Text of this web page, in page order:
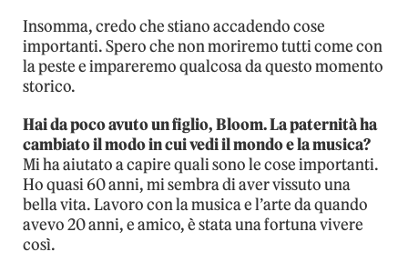
Insomma, credo che stiano accadendo cose
importanti. Spero che non moriremo tutti come con
la peste e impareremo qualcosa da questo momento
storico.
Hai da poco avuto un figlio, Bloom. La paternità ha
cambiato il modo in cui vedi il mondo e la musica?
Mi ha aiutato a capire quali sono le cose importanti.
Ho quasi 60 anni, mi sembra di aver vissuto una
bella vita. Lavoro con la musica e l’arte da quando
avevo 20 anni, e amico, è stata una fortuna vivere
così.